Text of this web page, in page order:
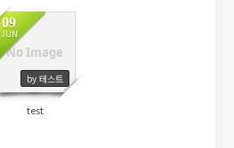
No Image
09
JUN
by 테스트
1676
test